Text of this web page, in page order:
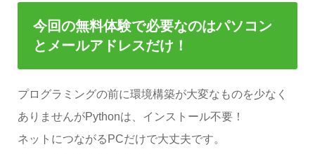
今回の無料体験で必要なのはパソコン
とメールアドレスだけ！
プログラミングの前に環境構築が大変なものを少なく
ありませんがPythonは、インストール不要！
ネットにつながるPCだけで大丈夫です。